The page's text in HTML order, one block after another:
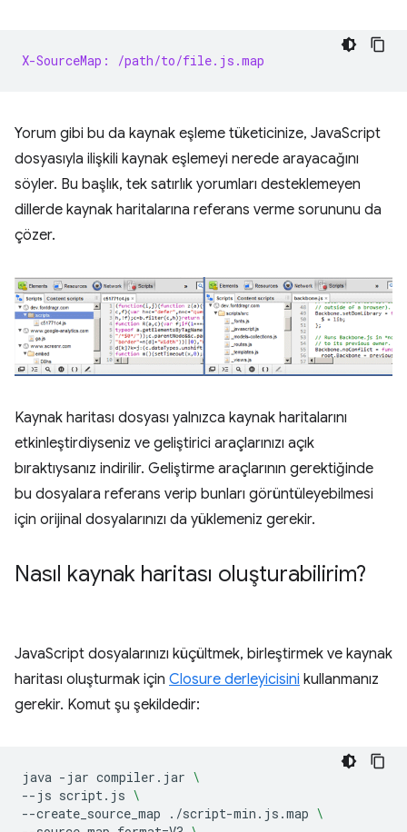
X-SourceMap: /path/to/file.js.map
Yorum gibi bu da kaynak eşleme tüketicinize, JavaScript
dosyasıyla ilişkili kaynak eşlemeyi nerede arayacağını
söyler. Bu başlık, tek satırlık yorumları desteklemeyen
dillerde kaynak haritalarına referans verme sorununu da
çözer.
Kaynak haritası dosyası yalnızca kaynak haritalarını
etkinleştirdiyseniz ve geliştirici araçlarınızı açık
bıraktıysanız indirilir. Geliştirme araçlarının gerektiğinde
bu dosyalara referans verip bunları görüntüleyebilmesi
için orijinal dosyalarınızı da yüklemeniz gerekir.
Nasıl kaynak haritası oluşturabilirim?
JavaScript dosyalarınızı küçültmek, birleştirmek ve kaynak
haritası oluşturmak için Closure derleyicisini kullanmanız
gerekir. Komut şu şekildedir:
java -jar compiler.jar \
--js script.js \
--create_source_map
./script-min.js.map \